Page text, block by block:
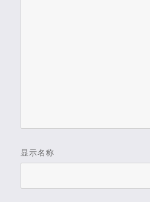
显示名称